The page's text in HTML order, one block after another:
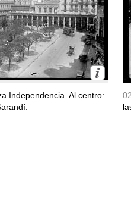
Independencia. Al centro: